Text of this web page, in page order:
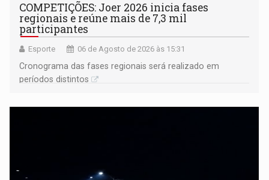
COMPETIÇÕES: Joer 2026 inicia fases
regionais e reúne mais de 7,3 mil
participantes
Esporte 06 de Agosto de 2026 às 15:31
Cronograma das fases regionais será realizado em
períodos distintos